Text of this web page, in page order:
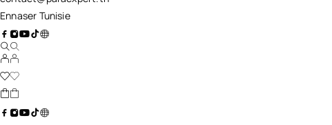
Ennaser Tunisie